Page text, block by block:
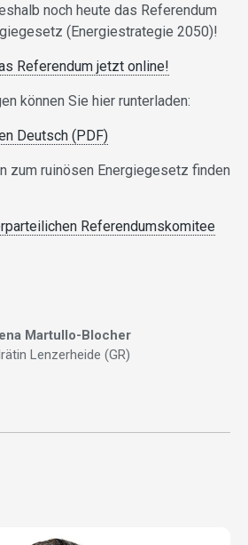
noch heute das Referendum
(Energiestrategie 2050)!
Referendum jetzt online!
können Sie hier runterladen:
Deutsch (PDF)
zum ruinösen Energiegesetz finden
Referendumskomitee
Martullo-Blocher
Lenzerheide (GR)